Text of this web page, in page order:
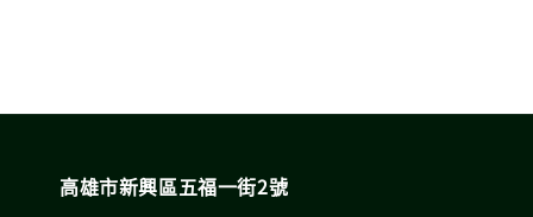
高雄市新興區五福一街2號